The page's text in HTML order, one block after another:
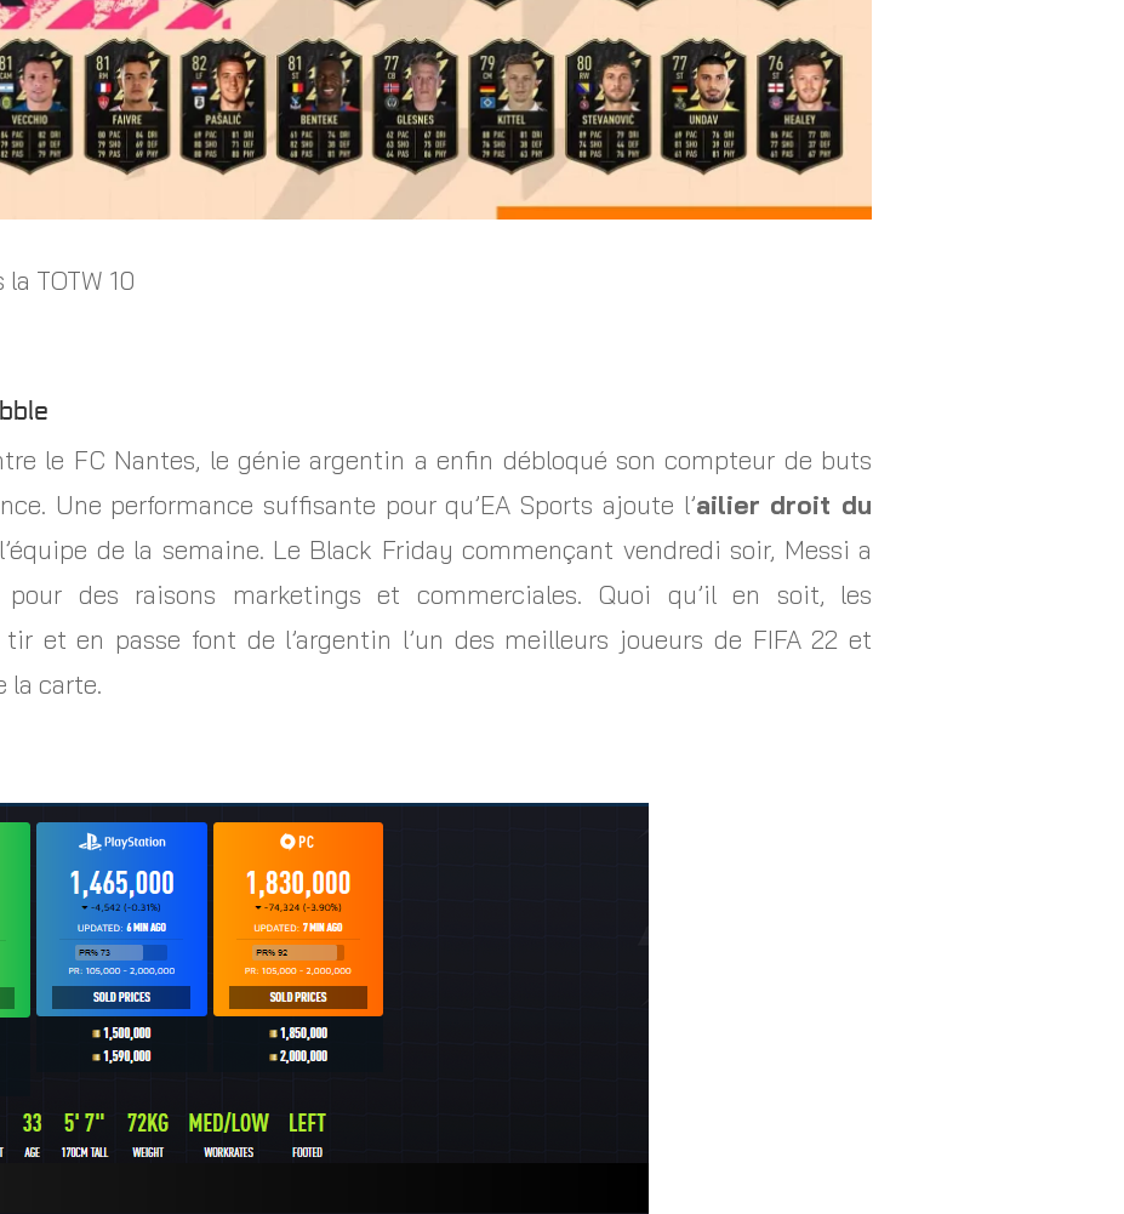
TOTW 10
le FC Nantes, le génie argentin a enfin débloqué son compteur de buts
Une performance suffisante pour qu’EA Sports ajoute l’ailier droit du
de la semaine. Le Black Friday commençant vendredi soir, Messi a
pour des raisons marketings et commerciales. Quoi qu’il en soit, les
et en passe font de l’argentin l’un des meilleurs joueurs de FIFA 22 et
la carte.